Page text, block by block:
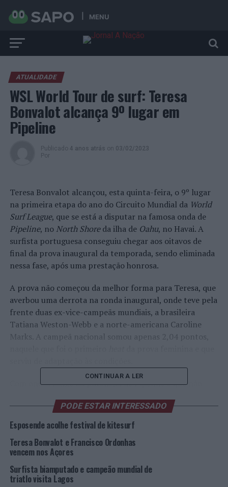
MENU
ATUALIDADE
WSL World Tour de surf: Teresa
Bonvalot alcança 9º lugar em
Pipeline
Publicado 4 anos atrás on 03/02/2023
Por
Teresa Bonvalot alcançou, esta quinta-feira, o 9º lugar
na primeira etapa do ano do Circuito Mundial da World
Surf League, que se está a disputar na famosa onda de
Pipeline, no North Shoreda ilha de Oahu, no Havai. A
surfista portuguesa conseguiu chegar aos oitavos de
final da prova inaugural da temporada, sendo eliminada
nessa fase, após uma prestação honrosa.
A prova não começou da melhor forma para Teresa, que
averbou uma derrota na ronda inaugural, onde teve pela
frente duas ex-vice-campeãs mundiais, a brasileira
Tatiana Weston-Webb e a norte-americana Caroline
Marks. A campeã nacional somou apenas 2,04 pontos,
Com ondas longe do potencial dePipelinee que não
surfistas do Mundo, Teresa Bonvalot viu-se obrigada a
competir na repescagem, onde acabou por mostrar-se a
um nível mais alto. A surfista portuguesa venceu a
segunda bateria da ronda 2, com 6,34 pontos, deixando
a australiana Isabell Nichols na 2ª posição e ajudando a
eliminar a norte-americana, e cabeça-de-série, Courtney
Conlogue – nesta fase também a campeã mundial
CONTINUAR A LER
PODE ESTAR INTERESSADO
Esposende acolhe festival de kitesurf
Teresa Bonvalot e Francisco Ordonhas
vencem nos Açores
Surfista biamputado e campeão mundial de
triatlo visita Lagos